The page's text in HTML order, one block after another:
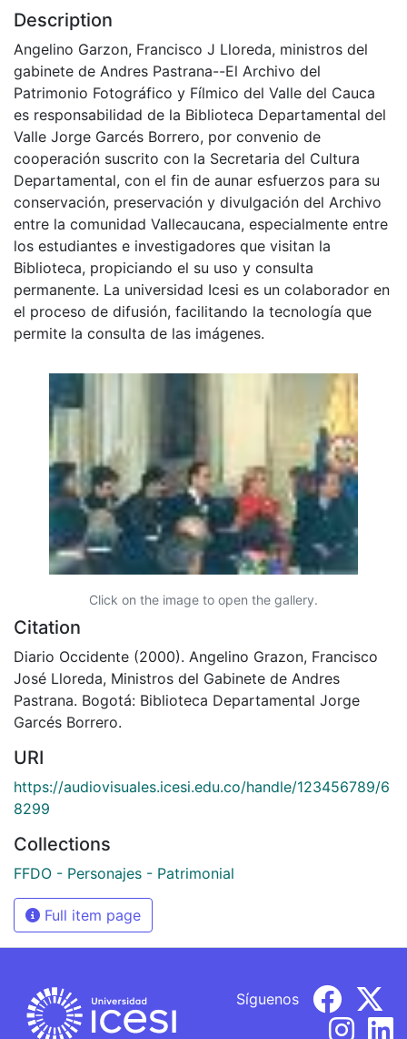
Description
Angelino Garzon, Francisco J Lloreda, ministros del
gabinete de Andres Pastrana--El Archivo del
Patrimonio Fotográfico y Fílmico del Valle del Cauca
es responsabilidad de la Biblioteca Departamental del
Valle Jorge Garcés Borrero, por convenio de
cooperación suscrito con la Secretaria del Cultura
Departamental, con el fin de aunar esfuerzos para su
conservación, preservación y divulgación del Archivo
entre la comunidad Vallecaucana, especialmente entre
los estudiantes e investigadores que visitan la
Biblioteca, propiciando el su uso y consulta
permanente. La universidad Icesi es un colaborador en
el proceso de difusión, facilitando la tecnología que
permite la consulta de las imágenes.
Click on the image to open the gallery.
Citation
Diario Occidente (2000). Angelino Grazon, Francisco
José Lloreda, Ministros del Gabinete de Andres
Pastrana. Bogotá: Biblioteca Departamental Jorge
Garcés Borrero.
URI
https://audiovisuales.icesi.edu.co/handle/123456789/6
8299
Collections
FFDO - Personajes - Patrimonial
Full item page
Síguenos